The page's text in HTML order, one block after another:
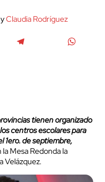
Claudia Rodríguez
tienen organizado
centros escolares para
1ero. de septiembre,
Mesa Redonda la
Velázquez.